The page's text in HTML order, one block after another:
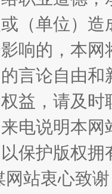
（单位）
响的，本
言论自由
益，请及
电说明本
保护版权
站衷心致